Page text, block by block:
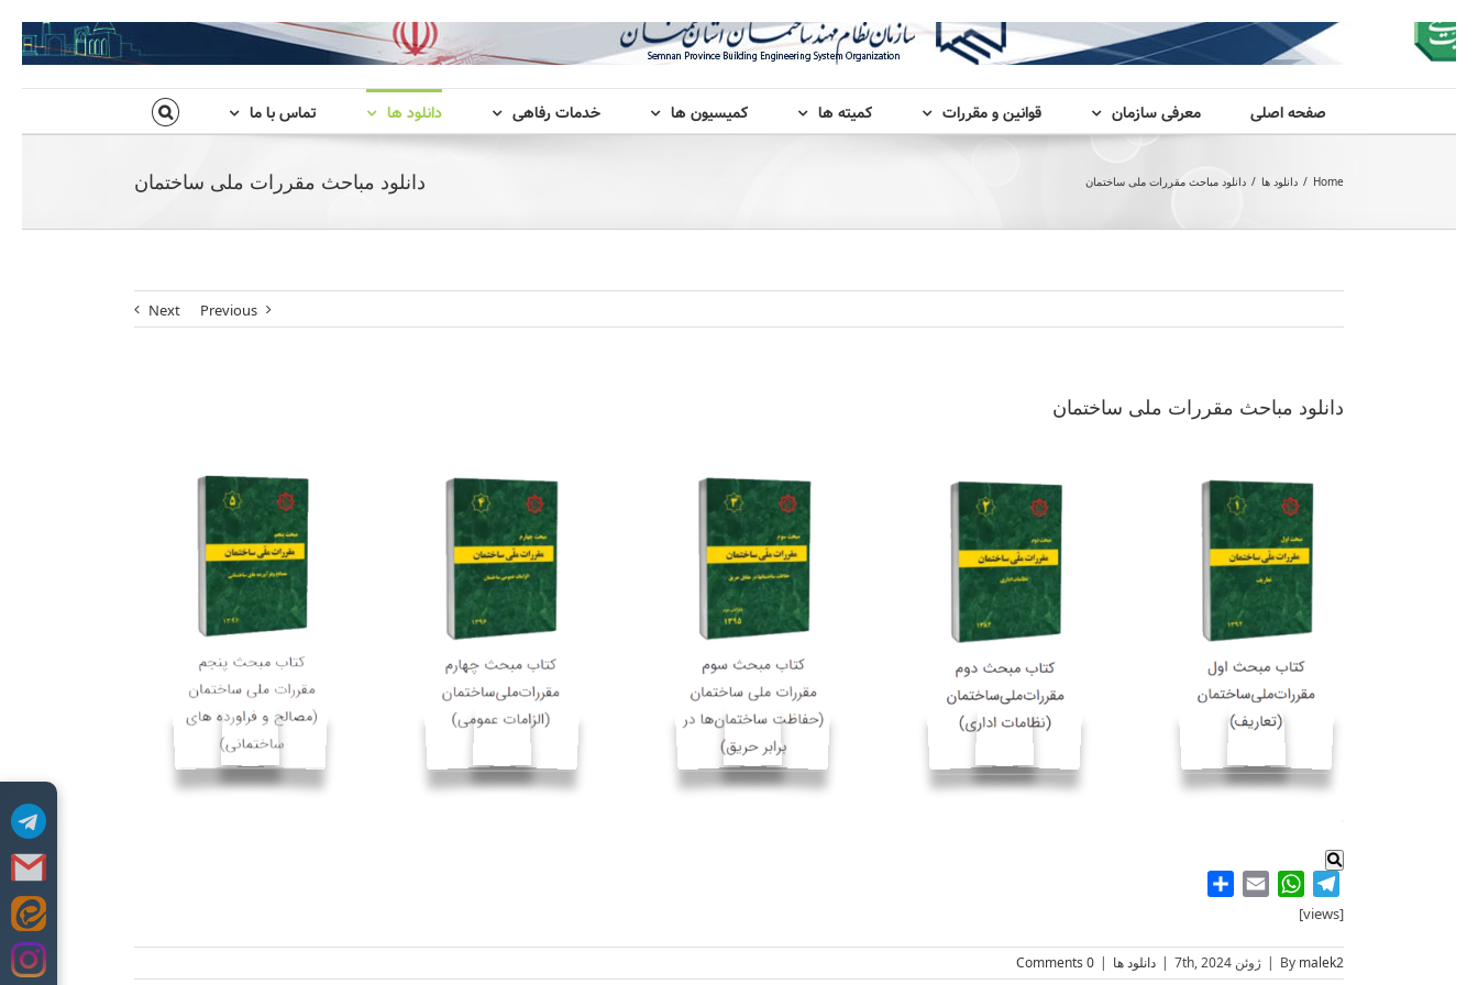
to
صفحه اصلی معرفی سازمان قوانین و مقررات کمیته ها کمیسیون ها خدمات رفاهی دانلود ها تماس با ما
دانلود مباحث مقررات ملی ساختمان Home
/ دانلود ها / دانلود مباحث مقررات ملی ساختمان
Previous
Next
دانلود مباحث مقررات ملی ساختمان
.
Telegram
WhatsApp
Email
[views]
By malek2
| ژوئن 7th, 2024 | دانلود ها |
0 Comments